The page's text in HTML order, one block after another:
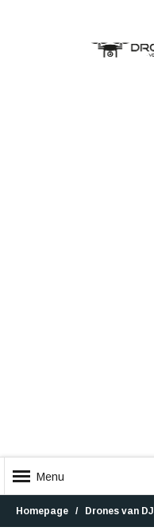
Menu
Homepage Drones van DJI